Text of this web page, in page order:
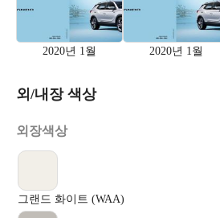
2020년 1월 2020년 1월
외/내장 색상
외장색상
그랜드 화이트 (WAA)